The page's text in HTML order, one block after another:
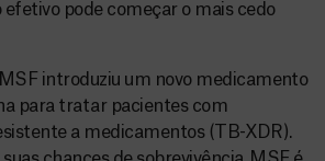
pode começar o mais cedo
introduziu um novo medicamento
para tratar pacientes com
a medicamentos (TB-XDR).